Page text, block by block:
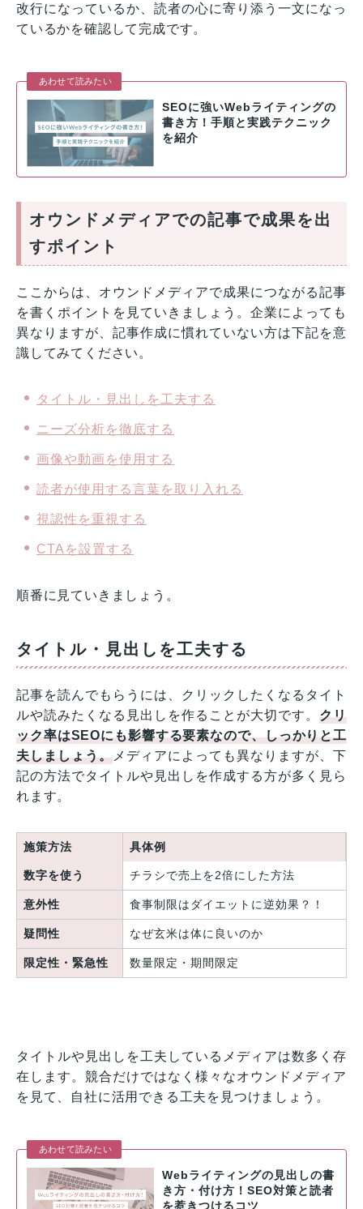
改行になっているか、読者の心に寄り添う一文になっ
ているかを確認して完成です。
あわせて読みたい
SEOに強いWebライティングの
書き方！手順と実践テクニック
を紹介
オウンドメディアでの記事で成果を出
すポイント
ここからは、オウンドメディアで成果につながる記事
を書くポイントを見ていきましょう。企業によっても
異なりますが、記事作成に慣れていない方は下記を意
識してみてください。
タイトル・見出しを工夫する
ニーズ分析を徹底する
画像や動画を使用する
読者が使用する言葉を取り入れる
視認性を重視する
CTAを設置する
順番に見ていきましょう。
タイトル・見出しを工夫する
記事を読んでもらうには、クリックしたくなるタイト
ルや読みたくなる見出しを作ることが大切です。クリ
ック率はSEOにも影響する要素なので、しっかりと工
夫しましょう。 メディアによっても異なりますが、下
記の方法でタイトルや見出しを作成する方が多く見ら
れます。
施策方法 具体例
数字を使う チラシで売上を2倍にした方法
意外性 食事制限はダイエットに逆効果？！
疑問性 なぜ玄米は体に良いのか
限定性・緊急性 数量限定・期間限定
タイトルや見出しを工夫しているメディアは数多く存
在します。競合だけではなく様々なオウンドメディア
を見て、自社に活用できる工夫を見つけましょう。
あわせて読みたい
Webライティングの見出しの書
き方・付け方！SEO対策と読者
を惹きつけるコツ